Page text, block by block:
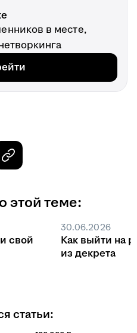
в месте,
этой теме:
свой
30.06.2026
Как выйти на
из декрета
статьи: